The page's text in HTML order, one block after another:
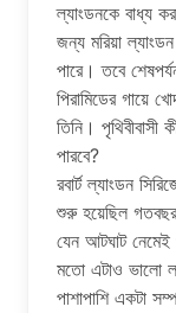
ল্যাংডনকে বাধ্য
জন্য মরিয়া
পারে। তবে
পিরামিডের গায়ে
তিনি।
পারবে?
রবার্ট ল্যাংডন
শুরু হয়েছিল
যেন আটঘাট
মতো এটাও ভালো
পাশাপাশি একটা